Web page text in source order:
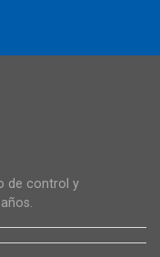
de control y